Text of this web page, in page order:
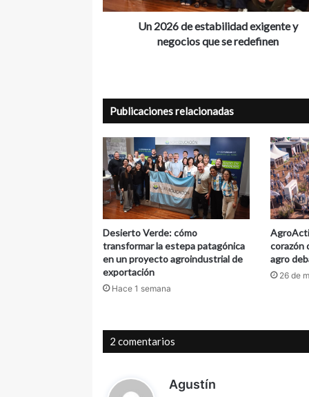
se
redefinenUn 2026 de estabilidad exigente y
negocios que se redefinen
Publicaciones relacionadas
Desierto Verde: cómo
transformar la estepa patagónica
en un proyecto agroindustrial de
exportación
Hace 1 semana
corazón
agro
26 de
2 comentarios
Agustín